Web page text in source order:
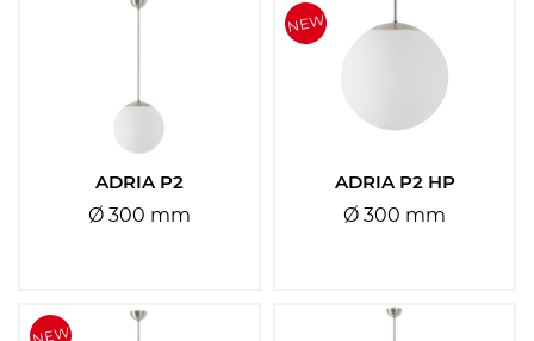
Typy svítidel:
Typ montáže:
ADRIA P2
Ø 300 mm
ADRIA P2 HP
Ø 300 mm